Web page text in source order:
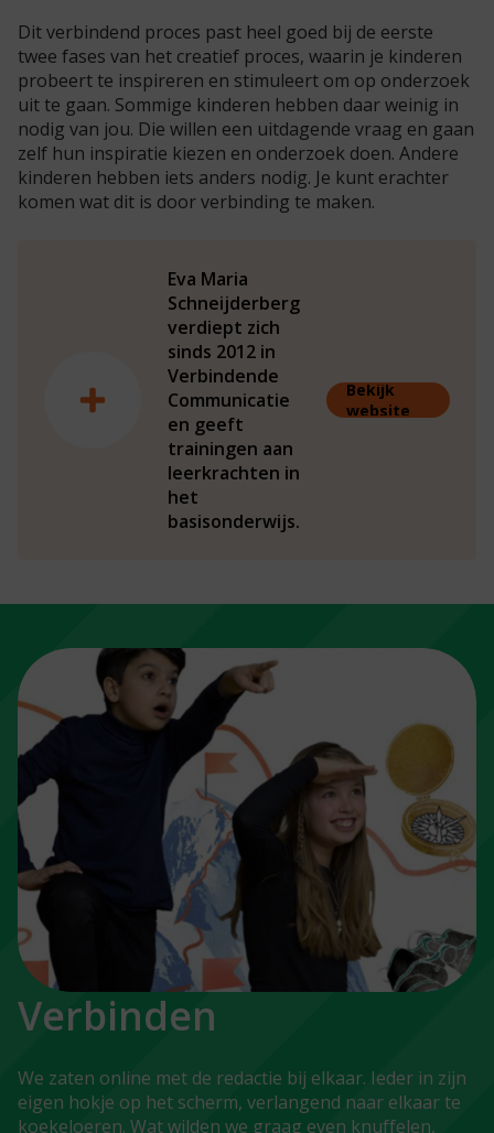
Dit verbindend proces past heel goed bij de eerste
twee fases van het creatief proces, waarin je kinderen
probeert te inspireren en stimuleert om op onderzoek
uit te gaan. Sommige kinderen hebben daar weinig in
nodig van jou. Die willen een uitdagende vraag en gaan
zelf hun inspiratie kiezen en onderzoek doen. Andere
kinderen hebben iets anders nodig. Je kunt erachter
komen wat dit is door verbinding te maken.
Eva Maria
Schneijderberg
verdiept zich
sinds 2012 in
Verbindende
Communicatie
en geeft
trainingen aan
leerkrachten in
het
basisonderwijs.
Bekijk
website
Verbinden
We zaten online met de redactie bij elkaar. Ieder in zijn
eigen hokje op het scherm, verlangend naar elkaar te
koekeloeren. Wat wilden we graag even knuffelen,